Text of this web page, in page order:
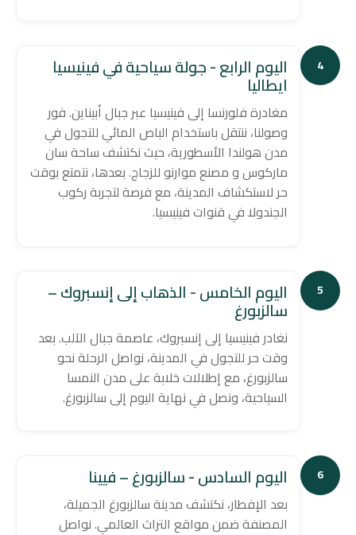
4 اليوم الرابع - جولة سياحية في فينيسيا
ايطاليا
مغادرة فلورنسا إلى فينيسيا عبر جبال أبيناين. فور
وصولنا، ننتقل باستخدام الباص المائي للتجول في
مدن هولندا الأسطورية، حيث نكتشف ساحة سان
ماركوس و مصنع موارنو للزجاج. بعدها، نتمتع بوقت
حر لاستكشاف المدينة، مع فرصة لتجربة ركوب
الجندولا في قنوات فينيسيا.
5 اليوم الخامس - الذهاب إلى إنسبروك –
سالزبورغ
نغادر فينيسيا إلى إنسبروك، عاصمة جبال الآلب. بعد
وقت حر للتجول في المدينة، نواصل الرحلة نحو
سالزبورغ، مع إطلالات خلابة على مدن النمسا
السياحية، ونصل في نهاية اليوم إلى سالزبورغ.
6 اليوم السادس - سالزبورغ – فيينا
بعد الإفطار، نكتشف مدينة سالزبورغ الجميلة،
المصنفة ضمن مواقع التراث العالمي. نواصل